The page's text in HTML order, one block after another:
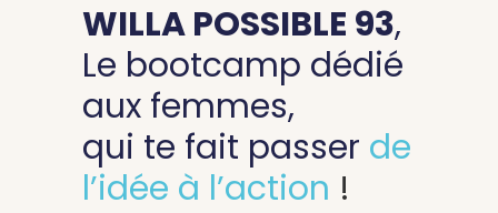
WILLA POSSIBLE 93,
Le bootcamp dédié
aux femmes,
qui te fait passer de
l’idée à l’action !